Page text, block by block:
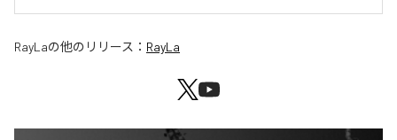
RayLaの他のリリース： RayLa